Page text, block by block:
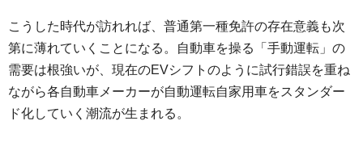
こうした時代が訪れれば、普通第一種免許の存在意義も次
第に薄れていくことになる。自動車を操る「手動運転」の
需要は根強いが、現在のEVシフトのように試行錯誤を重ね
ながら各自動車メーカーが自動運転自家用車をスタンダー
ド化していく潮流が生まれる。